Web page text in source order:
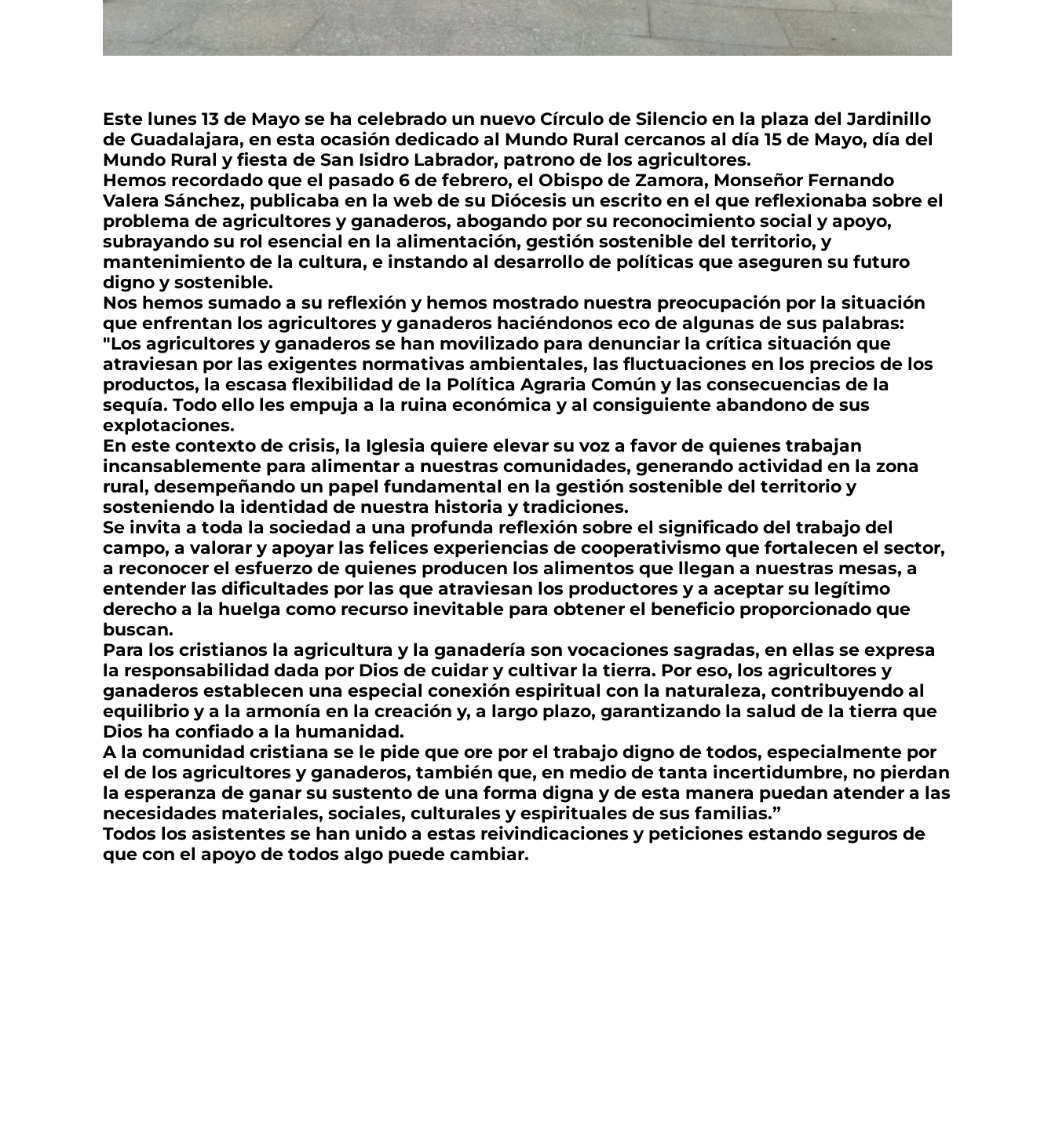
Este lunes 13 de Mayo se ha celebrado un nuevo Círculo de Silencio en la plaza del Jardinillo
de Guadalajara, en esta ocasión dedicado al Mundo Rural cercanos al día 15 de Mayo, día del
Mundo Rural y fiesta de San Isidro Labrador, patrono de los agricultores.
Hemos recordado que el pasado 6 de febrero, el Obispo de Zamora, Monseñor Fernando
Valera Sánchez, publicaba en la web de su Diócesis un escrito en el que reflexionaba sobre el
problema de agricultores y ganaderos, abogando por su reconocimiento social y apoyo,
subrayando su rol esencial en la alimentación, gestión sostenible del territorio, y
mantenimiento de la cultura, e instando al desarrollo de políticas que aseguren su futuro
digno y sostenible.
Nos hemos sumado a su reflexión y hemos mostrado nuestra preocupación por la situación
que enfrentan los agricultores y ganaderos haciéndonos eco de algunas de sus palabras:
"Los agricultores y ganaderos se han movilizado para denunciar la crítica situación que
atraviesan por las exigentes normativas ambientales, las fluctuaciones en los precios de los
productos, la escasa flexibilidad de la Política Agraria Común y las consecuencias de la
sequía. Todo ello les empuja a la ruina económica y al consiguiente abandono de sus
explotaciones.
En este contexto de crisis, la Iglesia quiere elevar su voz a favor de quienes trabajan
incansablemente para alimentar a nuestras comunidades, generando actividad en la zona
rural, desempeñando un papel fundamental en la gestión sostenible del territorio y
sosteniendo la identidad de nuestra historia y tradiciones.
Se invita a toda la sociedad a una profunda reflexión sobre el significado del trabajo del
campo, a valorar y apoyar las felices experiencias de cooperativismo que fortalecen el sector,
a reconocer el esfuerzo de quienes producen los alimentos que llegan a nuestras mesas, a
entender las dificultades por las que atraviesan los productores y a aceptar su legítimo
derecho a la huelga como recurso inevitable para obtener el beneficio proporcionado que
buscan.
Para los cristianos la agricultura y la ganadería son vocaciones sagradas, en ellas se expresa
la responsabilidad dada por Dios de cuidar y cultivar la tierra. Por eso, los agricultores y
ganaderos establecen una especial conexión espiritual con la naturaleza, contribuyendo al
equilibrio y a la armonía en la creación y, a largo plazo, garantizando la salud de la tierra que
Dios ha confiado a la humanidad.
A la comunidad cristiana se le pide que ore por el trabajo digno de todos, especialmente por
el de los agricultores y ganaderos, también que, en medio de tanta incertidumbre, no pierdan
la esperanza de ganar su sustento de una forma digna y de esta manera puedan atender a las
necesidades materiales, sociales, culturales y espirituales de sus familias.”
Todos los asistentes se han unido a estas reivindicaciones y peticiones estando seguros de
que con el apoyo de todos algo puede cambiar.